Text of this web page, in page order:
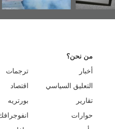
من نحن؟
أخبار
التعليق السياسي
تقارير
حوارات
ترجمات
اقتصاد
بورتريه